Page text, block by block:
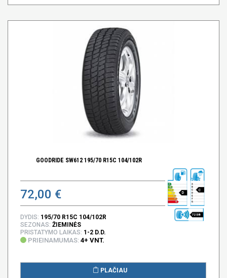
GOODRIDE SW612 195/70 R15C 104/102R
72,00 € D
C
72 DB
DYDIS: 195/70 R15C 104/102R
SEZONAS: ŽIEMINĖS
PRISTATYMO LAIKAS: 1-2 D.D.
PRIEINAMUMAS: 4+ VNT.
PLAČIAU